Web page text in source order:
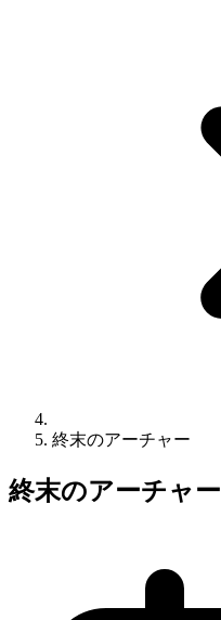
終末のアーチャー
終末のアーチャー